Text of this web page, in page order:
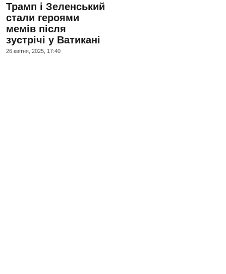
Трамп і Зеленський
стали героями
мемів після
зустрічі у Ватикані
26 квiтня, 2025, 17:40